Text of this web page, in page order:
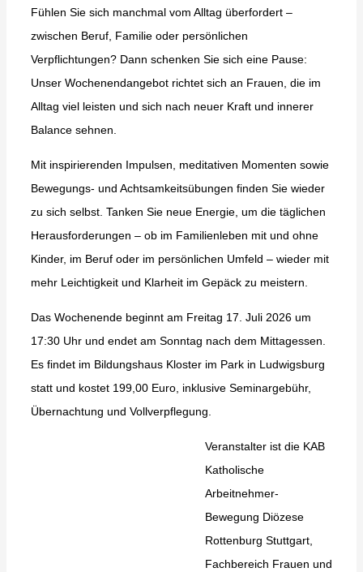
Fühlen Sie sich manchmal vom Alltag überfordert –
zwischen Beruf, Familie oder persönlichen
Verpflichtungen? Dann schenken Sie sich eine Pause:
Unser Wochenendangebot richtet sich an Frauen, die im
Alltag viel leisten und sich nach neuer Kraft und innerer
Balance sehnen.
Mit inspirierenden Impulsen, meditativen Momenten sowie
Bewegungs- und Achtsamkeitsübungen finden Sie wieder
zu sich selbst. Tanken Sie neue Energie, um die täglichen
Herausforderungen – ob im Familienleben mit und ohne
Kinder, im Beruf oder im persönlichen Umfeld – wieder mit
mehr Leichtigkeit und Klarheit im Gepäck zu meistern.
Das Wochenende beginnt am Freitag 17. Juli 2026 um
17:30 Uhr und endet am Sonntag nach dem Mittagessen.
Es findet im Bildungshaus Kloster im Park in Ludwigsburg
statt und kostet 199,00 Euro, inklusive Seminargebühr,
Übernachtung und Vollverpflegung.
Veranstalter ist die KAB
Katholische
Arbeitnehmer-
Bewegung Diözese
Rottenburg Stuttgart,
Fachbereich Frauen und